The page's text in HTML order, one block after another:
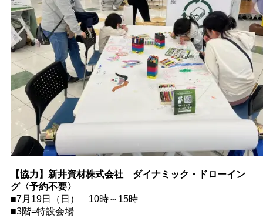
【協力】新井資材株式会社 ダイナミック・ドローイン
グ〈予約不要〉
■7月19日（日） 10時～15時
■3階=特設会場